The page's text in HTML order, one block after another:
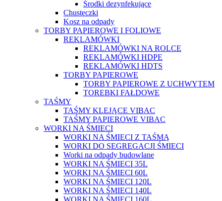
Środki dezynfekujące
Chusteczki
Kosz na odpady
TORBY PAPIEROWE I FOLIOWE
REKLAMÓWKI
REKLAMÓWKI NA ROLCE
REKLAMÓWKI HDPE
REKLAMÓWKI HDTS
TORBY PAPIEROWE
TORBY PAPIEROWE Z UCHWYTEM
TOREBKI FAŁDOWE
TAŚMY
TAŚMY KLEJĄCE VIBAC
TAŚMY PAPIEROWE VIBAC
WORKI NA ŚMIECI
WORKI NA ŚMIECI Z TAŚMĄ
WORKI DO SEGREGACJI ŚMIECI
Worki na odpady budowlane
WORKI NA ŚMIECI 35L
WORKI NA ŚMIECI 60L
WORKI NA ŚMIECI 120L
WORKI NA ŚMIECI 140L
WORKI NA ŚMIECI 160L